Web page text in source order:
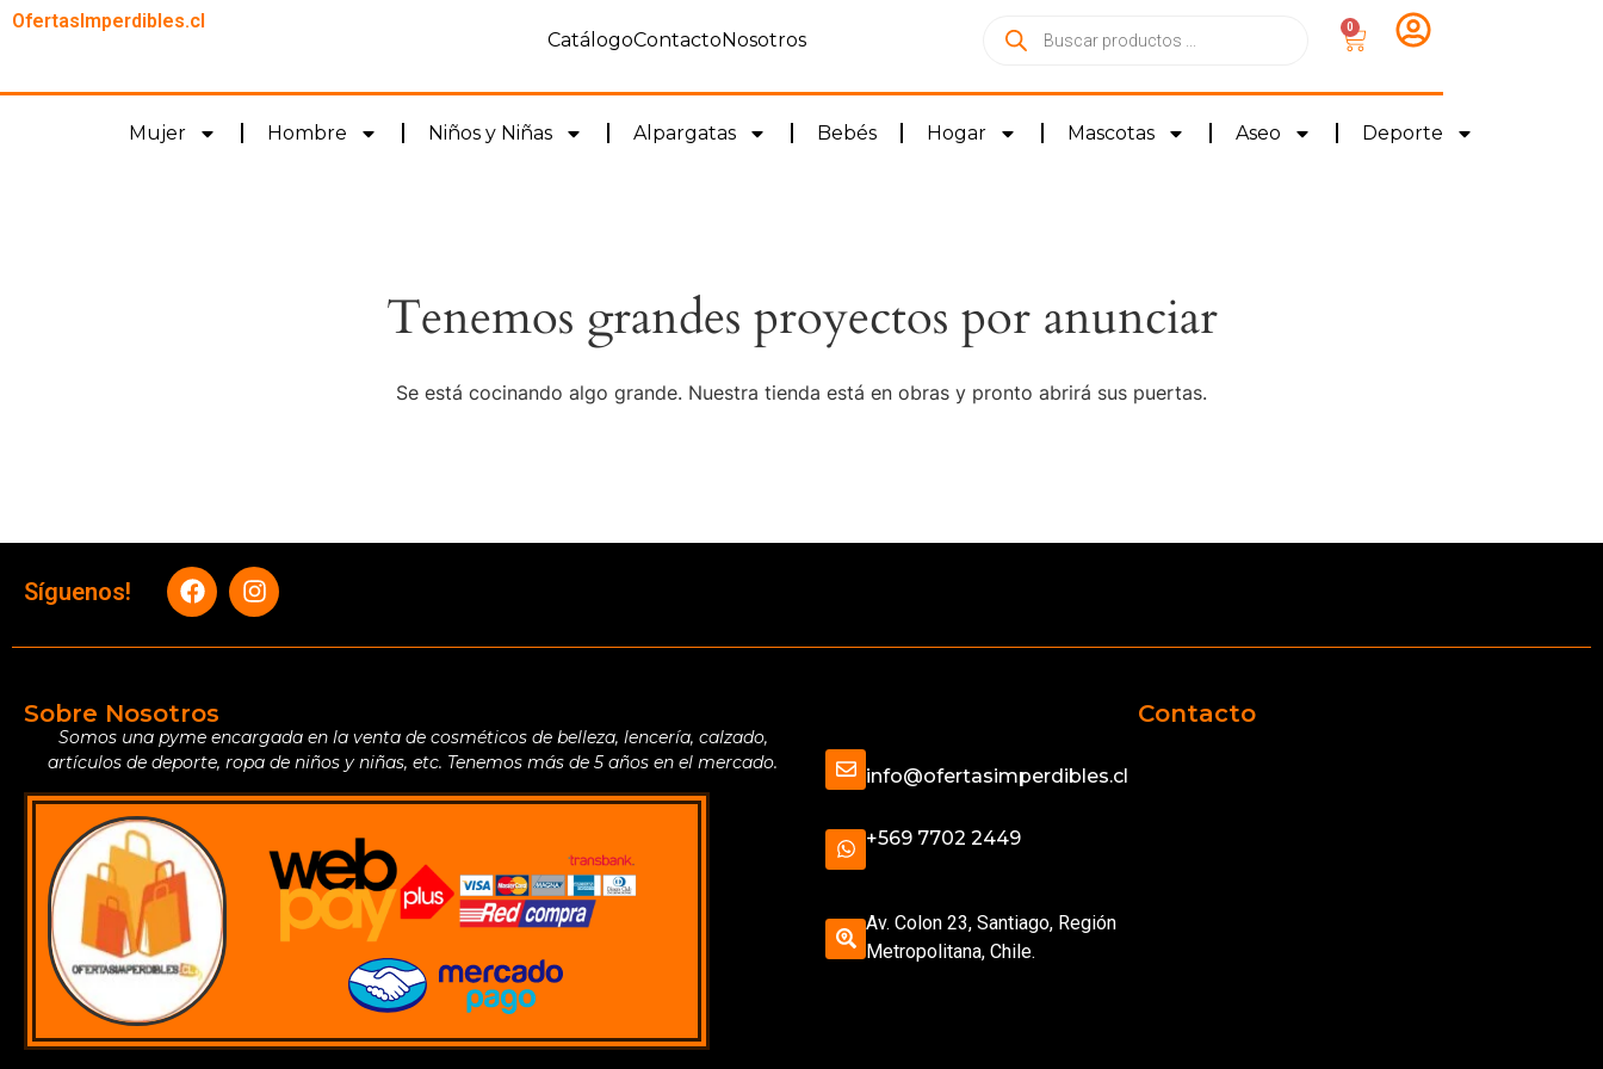
OfertasImperdibles.cl
CatálogoContactoNosotros
0
Mujer Hombre Niños y Niñas Alpargatas Bebés Hogar Mascotas Aseo Deporte
Tenemos grandes proyectos por anunciar
Se está cocinando algo grande. Nuestra tienda está en obras y pronto abrirá sus puertas.
Síguenos!
Sobre Nosotros
Somos una pyme encargada en la venta de cosméticos de belleza, lencería, calzado,
artículos de deporte, ropa de niños y niñas, etc. Tenemos más de 5 años en el mercado.
Contacto
info@ofertasimperdibles.cl
+569 7702 2449
Av. Colon 23, Santiago, Región
Metropolitana, Chile.